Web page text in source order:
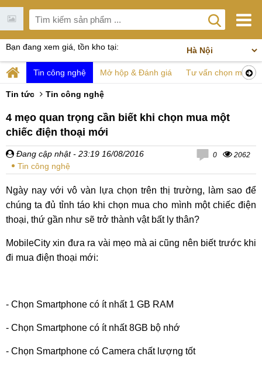
Bạn đang xem giá, tồn kho tại:
Tin công nghệ Mở hộp & Đánh giá Tư vấn chọn mua
Tin tức Tin công nghệ
4 mẹo quan trọng cần biết khi chọn mua một
chiếc điện thoại mới
Đang cập nhật - 23:19 16/08/2016
Tin công nghệ
0 2062
Ngày nay với vô vàn lựa chọn trên thị trường, làm sao để
chúng ta đủ tỉnh táo khi chọn mua cho mình một chiếc điện
thoại, thứ gần như sẽ trở thành vật bất ly thân?
MobileCity xin đưa ra vài mẹo mà ai cũng nên biết trước khi
đi mua điện thoại mới:
- Chọn Smartphone có ít nhất 1 GB RAM
- Chọn Smartphone có ít nhất 8GB bộ nhớ
- Chọn Smartphone có Camera chất lượng tốt